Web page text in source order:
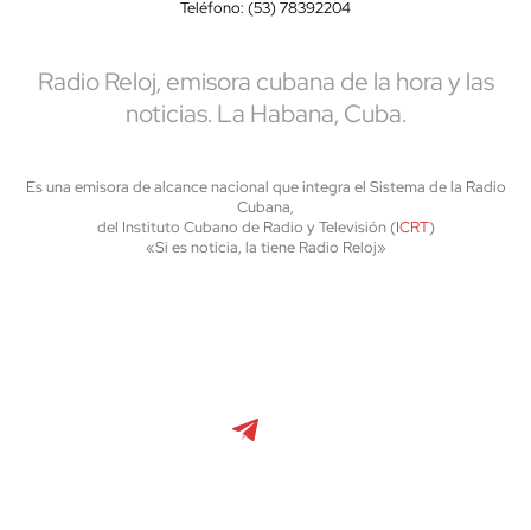
Teléfono: (53) 78392204
Radio Reloj, emisora cubana de la hora y las
noticias. La Habana, Cuba.
Es una emisora de alcance nacional que integra el Sistema de la Radio
Cubana,
del Instituto Cubano de Radio y Televisión (ICRT)
«Si es noticia, la tiene Radio Reloj»